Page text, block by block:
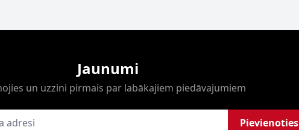
Jaunumi
un uzzini pirmais par labākajiem piedāvajumiem
Pievienoties